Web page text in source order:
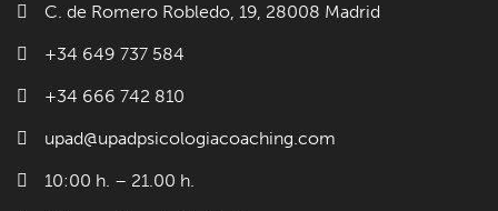
C. de Romero Robledo, 19, 28008 Madrid
+34 649 737 584
+34 666 742 810
upad@upadpsicologiacoaching.com
10:00 h. – 21.00 h.